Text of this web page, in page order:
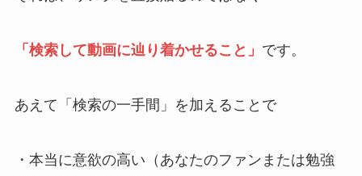
「検索して動画に辿り着かせること」 です。
あえて「検索の一手間」を加えることで
・本当に意欲の高い（あなたのファンまたは勉強